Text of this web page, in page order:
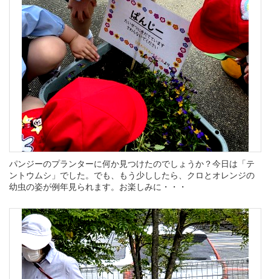
パンジーのプランターに何か見つけたのでしょうか？今日は「テ
ントウムシ」でした。でも、もう少ししたら、クロとオレンジの
幼虫の姿が例年見られます。お楽しみに・・・